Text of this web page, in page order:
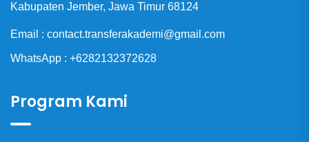
Kabupaten Jember, Jawa Timur 68124
Email : contact.transferakademi@gmail.com
WhatsApp : +6282132372628
Program Kami